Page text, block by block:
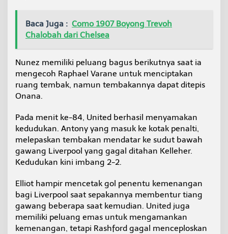
Baca Juga : Como 1907 Boyong Trevoh
Chalobah dari Chelsea
Nunez memiliki peluang bagus berikutnya saat ia
mengecoh Raphael Varane untuk menciptakan
ruang tembak, namun tembakannya dapat ditepis
Onana.
Pada menit ke-84, United berhasil menyamakan
kedudukan. Antony yang masuk ke kotak penalti,
melepaskan tembakan mendatar ke sudut bawah
gawang Liverpool yang gagal ditahan Kelleher.
Kedudukan kini imbang 2-2.
Elliot hampir mencetak gol penentu kemenangan
bagi Liverpool saat sepakannya membentur tiang
gawang beberapa saat kemudian. United juga
memiliki peluang emas untuk mengamankan
kemenangan, tetapi Rashford gagal menceploskan